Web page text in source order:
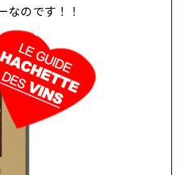
なのです！！